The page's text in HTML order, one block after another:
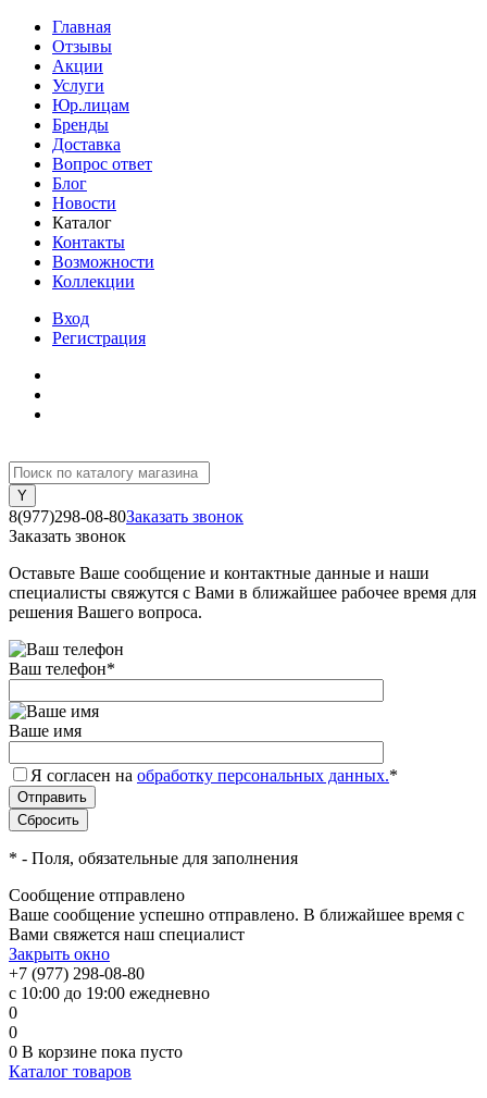
Главная
Отзывы
Акции
Услуги
Юр.лицам
Бренды
Доставка
Вопрос ответ
Блог
Новости
Каталог
Контакты
Возможности
Коллекции
Вход
Регистрация
8(977)298-08-80Заказать звонок
Заказать звонок
Оставьте Ваше сообщение и контактные данные и наши
специалисты свяжутся с Вами в ближайшее рабочее время для
решения Вашего вопроса.
Ваш телефон*
Ваше имя
Я согласен на обработку персональных данных.*
* - Поля, обязательные для заполнения
Сообщение отправлено
Ваше сообщение успешно отправлено. В ближайшее время с
Вами свяжется наш специалист
Закрыть окно
+7 (977) 298-08-80
с 10:00 до 19:00 ежедневно
0
0
0 В корзине пока пусто
Каталог товаров